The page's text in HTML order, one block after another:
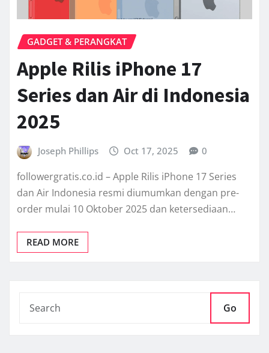
GADGET & PERANGKAT
Apple Rilis iPhone 17
Series dan Air di Indonesia
2025
Joseph Phillips Oct 17, 2025 0
followergratis.co.id – Apple Rilis iPhone 17 Series
dan Air Indonesia resmi diumumkan dengan pre-
order mulai 10 Oktober 2025 dan ketersediaan…
READ MORE
Go